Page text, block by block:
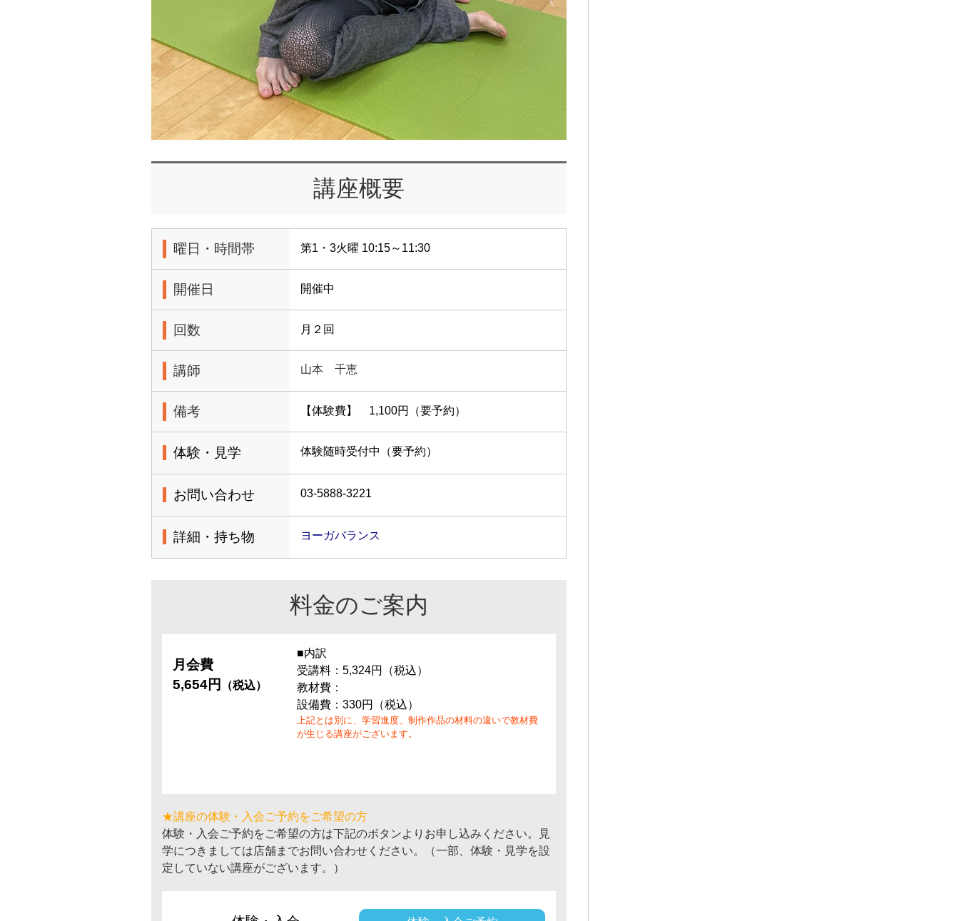
講座概要
曜日・時間帯 第1・3火曜 10:15～11:30
開催日 開催中
回数 月２回
講師 山本 千恵
備考 【体験費】 1,100円（要予約）
体験・見学 体験随時受付中（要予約）
お問い合わせ 03-5888-3221
詳細・持ち物 ヨーガバランス
料金のご案内
月会費
5,654円
（税込）
■内訳
受講料：5,324円（税込）
教材費：
設備費：330円（税込）
上記とは別に、学習進度、制作作品の材料の違いで教材費
が生じる講座がございます。
★講座の体験・入会ご予約をご希望の方
体験・入会ご予約をご希望の方は下記のボタンよりお申し込みください。見
学につきましては店舗までお問い合わせください。（一部、体験・見学を設
定していない講座がございます。）